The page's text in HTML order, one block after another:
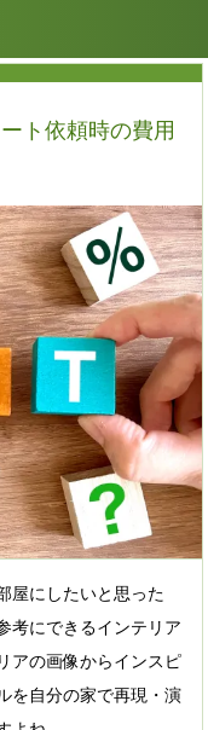
ト依頼時の費用
屋にしたいと思った
考にできるインテリア
アの画像からインスピ
を自分の家で再現・演